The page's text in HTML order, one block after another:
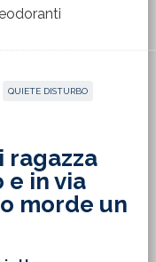
QUIETE DISTURBO
ragazza
e in via
morde un